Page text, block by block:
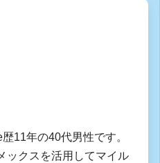
11年の40代男性です。
ックスを活用してマイル